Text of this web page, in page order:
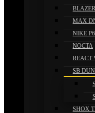
MAX
NIKE
NOCTA
REACT
SB
SHOX